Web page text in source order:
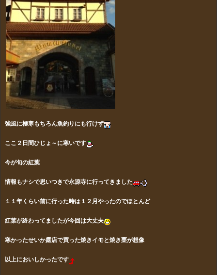
強風に極寒もちろん魚釣りにも行けず
ここ２日間ひじょ～に寒いです
今が旬の紅葉
情報もナシで思いつきで永源寺に行ってきました
１１年くらい前に行った時は１２月やったのでほとんど
紅葉が終わってましたが今回は大丈夫
寒かったせいか露店で買った焼きイモと焼き栗が想像
以上においしかったです